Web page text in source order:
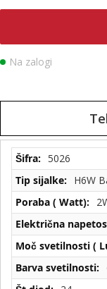
Na zalogi
Tehnične
specifikacije
5026
H6W